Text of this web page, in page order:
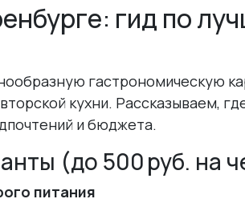
гид по
гастрономическую
кухни. Рассказываем,
и бюджета.
(до 500 руб. на
питания